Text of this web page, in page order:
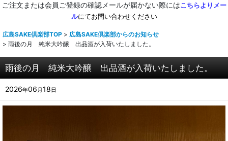
ご注文または会員ご登録の確認メールが届かない際にはこちらよりメー
ルにてお問い合わせください
広島SAKE倶楽部TOP > 広島SAKE倶楽部からのお知らせ
> 雨後の月 純米大吟醸 出品酒が入荷いたしました。
雨後の月 純米大吟醸 出品酒が入荷いたしました。
2026年06 月 18 日